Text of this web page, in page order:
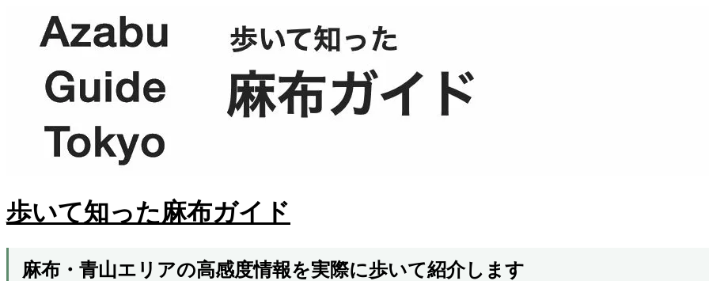
歩いて知った麻布ガイド
麻布・青山エリアの高感度情報を実際に歩いて紹介します